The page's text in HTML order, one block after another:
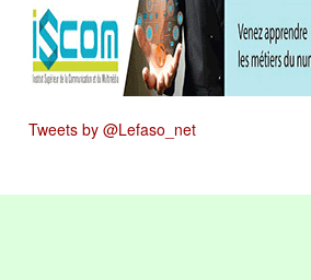
Tweets by @Lefaso_net